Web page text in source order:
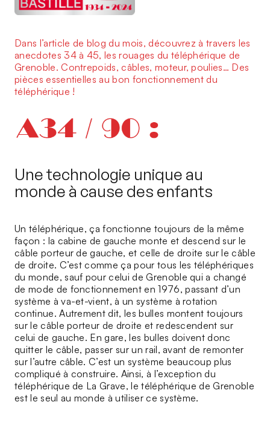
Dans l’article de blog du mois, découvrez à travers les
anecdotes 34 à 45, les rouages du téléphérique de
Grenoble. Contrepoids, câbles, moteur, poulies… Des
pièces essentielles au bon fonctionnement du
téléphérique !
Une technologie unique au
monde à cause des enfants
Un téléphérique, ça fonctionne toujours de la même
façon : la cabine de gauche monte et descend sur le
câble porteur de gauche, et celle de droite sur le câble
de droite. C’est comme ça pour tous les téléphériques
du monde, sauf pour celui de Grenoble qui a changé
de mode de fonctionnement en 1976, passant d’un
système à va-et-vient, à un système à rotation
continue. Autrement dit, les bulles montent toujours
sur le câble porteur de droite et redescendent sur
celui de gauche. En gare, les bulles doivent donc
quitter le câble, passer sur un rail, avant de remonter
sur l’autre câble. C’est un système beaucoup plus
compliqué à construire. Ainsi, à l’exception du
téléphérique de La Grave, le téléphérique de Grenoble
est le seul au monde à utiliser ce système.